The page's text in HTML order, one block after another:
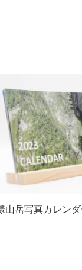
山岳写真カレンダ